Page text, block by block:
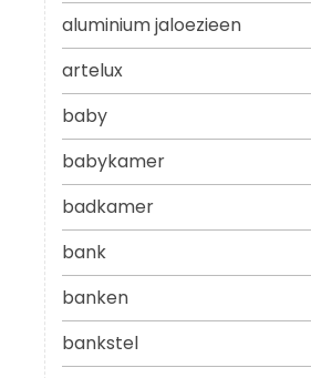
aluminium jaloezieen
artelux
baby
babykamer
badkamer
bank
banken
bankstel